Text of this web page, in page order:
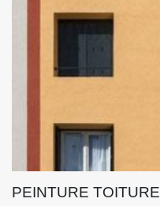
PEINTURE TOITURE